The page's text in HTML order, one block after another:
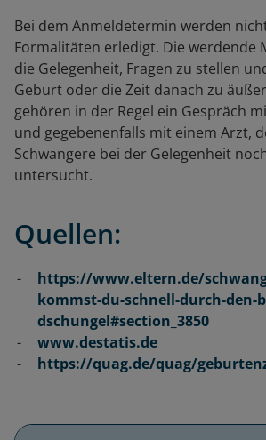
Bei dem Anmeldetermin werden
Formalitäten erledigt. Die werdende
die Gelegenheit, Fragen zu stellen
Geburt oder die Zeit danach zu
gehören in der Regel ein Gespräch
und gegebenenfalls mit einem Arzt,
Schwangere bei der Gelegenheit
untersucht.
Quellen:
https://www.eltern.de/
kommst-du-schnell-durch-den-
dschungel#section_3850
www.destatis.de
https://quag.de/quag/